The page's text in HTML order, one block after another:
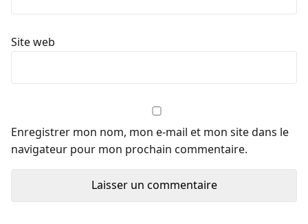
Site web
Enregistrer mon nom, mon e-mail et mon site dans le
navigateur pour mon prochain commentaire.